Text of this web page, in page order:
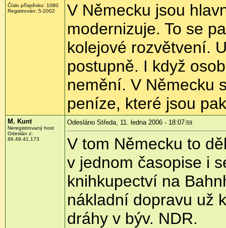
Číslo příspěvku: 1080
Registrován: 5-2002
V Německu jsou
modernizuje. To se
kolejové rozvětvení.
postupně. I když
nemění. V Německu
peníze, které jsou
M. Kunt
Neregistrovaný host
Odeslán z:
86.49.41.173
Odesláno Středa, 11. ledna 2006 - 18:07:59
V tom Německu to
v jednom časopise i
knihkupectví na
nákladní dopravu už
dráhy v býv. NDR.